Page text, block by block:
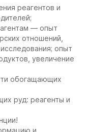
реагентов и
— опыт
отношений,
опыт
увеличение
обогащающих
руд: реагенты и
и